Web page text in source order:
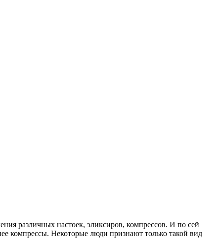
различных настоек, эликсиров, компрессов. И по сей
компрессы. Некоторые люди признают только такой вид